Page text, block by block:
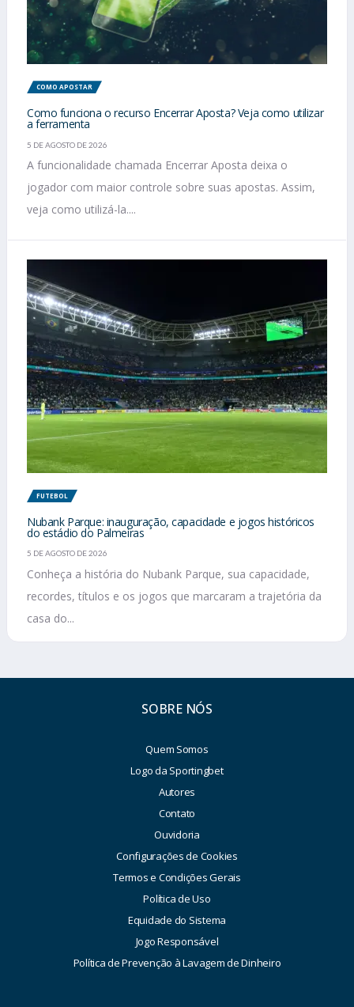
COMO APOSTAR
Como funciona o recurso Encerrar Aposta? Veja como utilizar
a ferramenta
5 DE AGOSTO DE 2026
A funcionalidade chamada Encerrar Aposta deixa o
jogador com maior controle sobre suas apostas. Assim,
veja como utilizá-la....
FUTEBOL
Nubank Parque: inauguração, capacidade e jogos históricos
do estádio do Palmeiras
5 DE AGOSTO DE 2026
Conheça a história do Nubank Parque, sua capacidade,
recordes, títulos e os jogos que marcaram a trajetória da
casa do...
SOBRE NÓS
Quem Somos
Logo da Sportingbet
Autores
Contato
Ouvidoria
Configurações de Cookies
Termos e Condições Gerais
Política de Uso
Equidade do Sistema
Jogo Responsável
Política de Prevenção à Lavagem de Dinheiro